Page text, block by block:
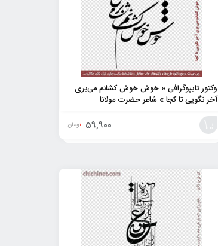
وکتور تایپوگرافی « خوش خوش کشانم می‌بری
آخر نگویی تا کجا » شاعر حضرت مولانا
59,900 تومان